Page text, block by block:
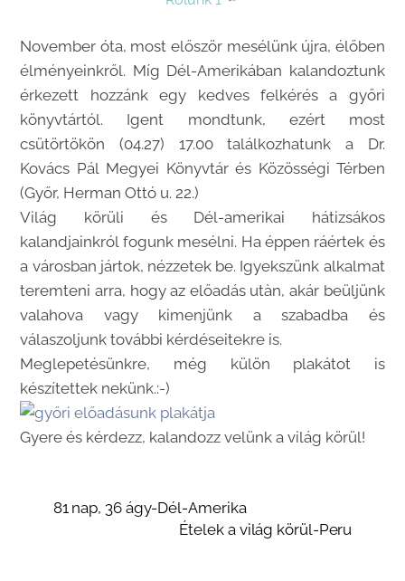
November óta, most először mesélünk újra, élőben
élményeinkről. Míg Dél-Amerikában kalandoztunk
érkezett hozzánk egy kedves felkérés a győri
könyvtártól. Igent mondtunk, ezért most
csütörtökön (04.27) 17.00 találkozhatunk a Dr.
Kovács Pál Megyei Könyvtár és Közösségi Térben
(Győr, Herman Ottó u. 22.)
Világ körüli és Dél-amerikai hátizsákos
kalandjainkról fogunk mesélni. Ha éppen ráértek és
a városban jártok, nézzetek be. Igyekszünk alkalmat
teremteni arra, hogy az előadás utàn, akár beüljünk
valahova vagy kimenjünk a szabadba és
válaszoljunk további kérdéseitekre is.
Meglepetésünkre, még külön plakátot is
készítettek nekünk.:-)
Gyere és kérdezz, kalandozz velünk a világ körül!
81 nap, 36 ágy-Dél-Amerika
Ételek a világ körül-Peru